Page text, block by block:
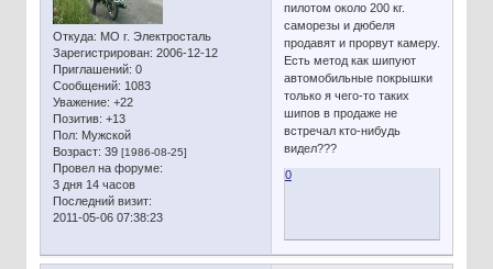
Откуда: МО г. Электросталь
Зарегистрирован: 2006-12-12
Приглашений: 0
Сообщений: 1083
Уважение: +22
Позитив: +13
Пол: Мужской
Возраст: 39 [1986-08-25]
Провел на форуме:
3 дня 14 часов
Последний визит:
2011-05-06 07:38:23
пилотом около 200 кг.
саморезы и дюбеля
продавят и прорвут камеру.
Есть метод как шипуют
автомобильные покрышки
только я чего-то таких
шипов в продаже не
встречал кто-нибудь
видел???
0